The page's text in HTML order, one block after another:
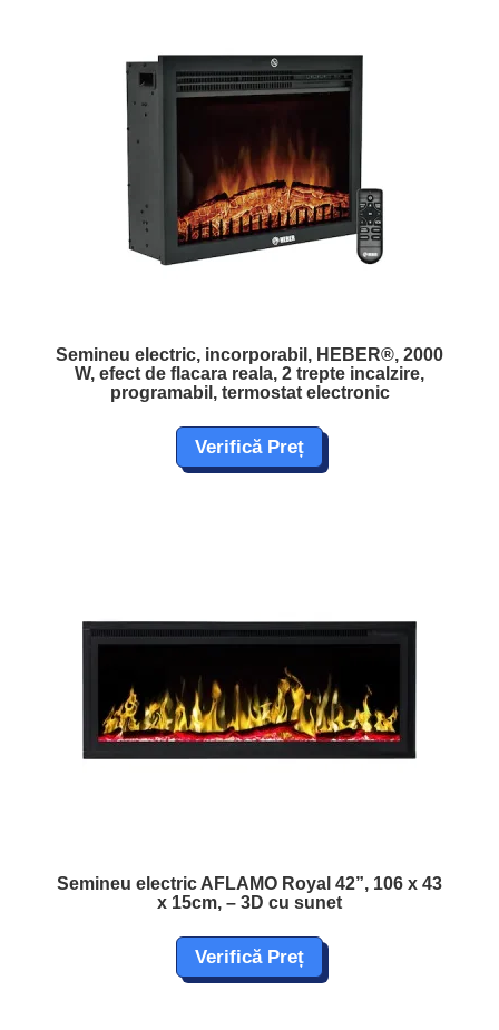
Semineu electric, incorporabil, HEBER®, 2000
W, efect de flacara reala, 2 trepte incalzire,
programabil, termostat electronic
Verifică Preț
Semineu electric AFLAMO Royal 42”, 106 x 43
x 15cm, – 3D cu sunet
Verifică Preț